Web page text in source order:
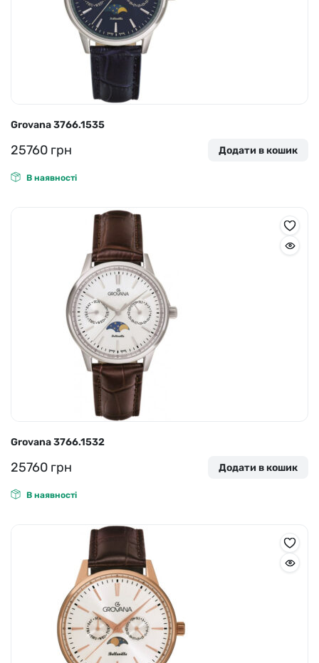
Grovana 3766.1535
25760 грн Додати в кошик
В наявності
Grovana 3766.1532
25760 грн Додати в кошик
В наявності